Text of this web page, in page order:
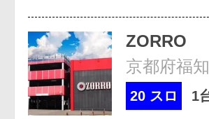
ZORRO
京都府福
20 スロ 1